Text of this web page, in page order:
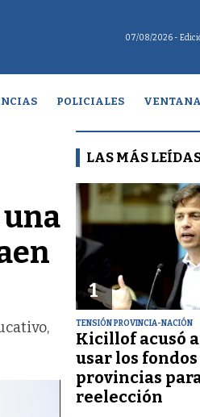
07/08/2026 -
POLICIALES
LAS MÁS
1
TENSIÓN PROVINCIA-NACIÓN
Kicillof acusó
usar los fondos
provincias
reelección